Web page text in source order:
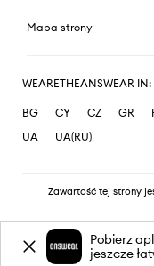
Mapa strony
WEARETHEANSWEAR IN:
BG CY CZ GR
UA
UA(RU)
Zawartość tej strony
Pobierz
jeszcze